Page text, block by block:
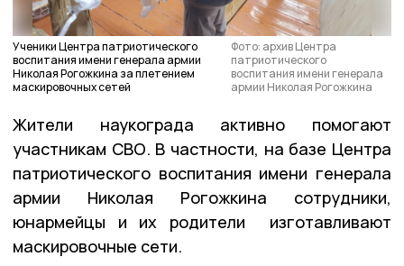
Ученики Центра патриотического
воспитания имени генерала армии
Николая Рогожкина за плетением
маскировочных сетей
Фото: архив Центра
патриотического
воспитания имени генерала
армии Николая Рогожкина
Жители наукограда активно помогают
участникам СВО. В частности, на базе Центра
патриотического воспитания имени генерала
армии Николая Рогожкина сотрудники,
юнармейцы и их родители изготавливают
маскировочные сети.